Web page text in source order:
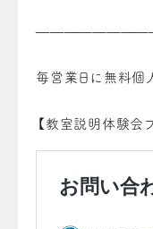
毎営業日に無料個
【教室説明体験会フ